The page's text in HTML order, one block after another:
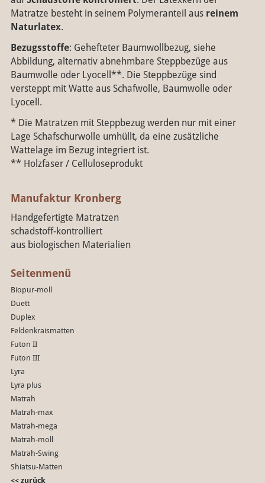
Matratze besteht in seinem Polymeranteil aus reinem
Naturlatex.
Bezugsstoffe: Gehefteter Baumwollbezug, siehe
Abbildung, alternativ abnehmbare Steppbezüge aus
Baumwolle oder Lyocell**. Die Steppbezüge sind
versteppt mit Watte aus Schafwolle, Baumwolle oder
Lyocell.
* Die Matratzen mit Steppbezug werden nur mit einer
Lage Schafschurwolle umhüllt, da eine zusätzliche
Wattelage im Bezug integriert ist.
** Holzfaser / Celluloseprodukt
Manufaktur Kronberg
Handgefertigte Matratzen
schadstoff-kontrolliert
aus biologischen Materialien
Seitenmenü
Biopur-moll
Duett
Duplex
Feldenkraismatten
Futon II
Futon III
Lyra
Lyra plus
Matrah
Matrah-max
Matrah-mega
Matrah-moll
Matrah-Swing
Shiatsu-Matten
<< zurück